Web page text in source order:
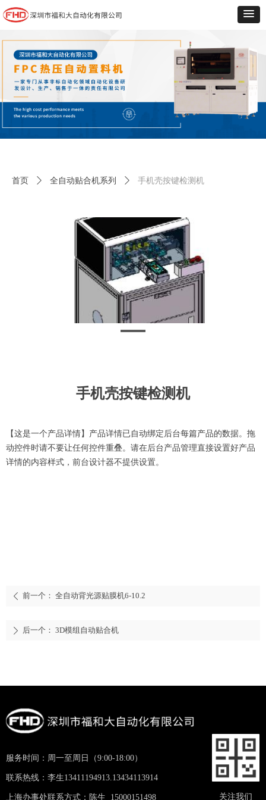
手机壳按键检测机
【这是一个产品详情】产品详情已自动绑定后台每篇产品的数据。拖
动控件时请不要让任何控件重叠。请在后台产品管理直接设置好产品
详情的内容样式，前台设计器不提供设置。
首页 ꄲ 全自动贴合机系列 ꄲ 手机壳按键检测机
ꄴ 前一个： 全自动背光源贴膜机6-10.2
ꄲ 后一个： 3D模组自动贴合机
关注我们
服务时间：周一至周日（9:00-18:00）
联系热线：李生13411194913.13434113914
上海办事处联系方式：陈生 15000151498